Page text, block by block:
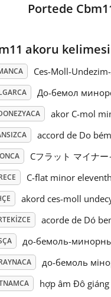
Portede
akoru
Ces-Moll-
До-бемол
akor C-mol
accord de Do
Cフラット マイナ
C-flat minor
akord ces-moll
acorde de Dó
до-бемоль-
до-бемоль
hợp âm Đô